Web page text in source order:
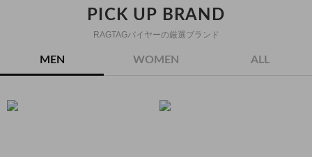
PICK UP BRAND
RAGTAGバイヤーの厳選ブランド
MEN WOMEN ALL